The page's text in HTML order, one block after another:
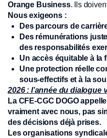
Orange Business. Ils
Nous exigeons :
Des parcours de
Des rémunérations
des responsabilités
Un accès équitable à la
Une protection réelle
sous-effectifs et à la
2026 : l’année du dialogue
La CFE-CGC DOGO
vraiment avec nous, pas
des décisions déjà prises.
Les organisations